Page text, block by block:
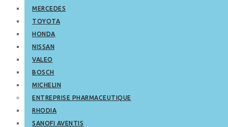
MERCEDES
TOYOTA
HONDA
NISSAN
VALEO
BOSCH
MICHELIN
ENTREPRISE PHARMACEUTIQUE
RHODIA
SANOFI AVENTIS